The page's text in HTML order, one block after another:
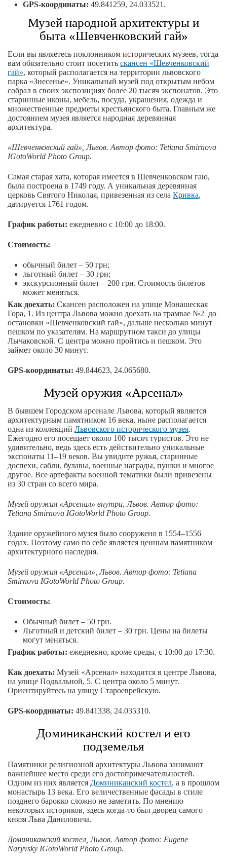
GPS-координаты: 49.841259, 24.033521.
Музей народной архитектуры и
быта «Шевченковский гай»
Если вы являетесь поклонником исторических музеев, тогда
вам обязательно стоит посетить скансен «Шевченковский
гай», который располагается на территории львовского
парка «Знесенье». Уникальный музей под открытым небом
собрал в своих экспозициях более 20 тысяч экспонатов. Это
старинные иконы, мебель, посуда, украшения, одежда и
множественные предметы крестьянского быта. Главным же
достоянием музея является народная деревянная
архитектура.
«Шевченковский гай», Львов. Автор фото: Tetiana Smirnova
IGotoWorld Photo Group.
Самая старая хата, которая имеется в Шевченковском гаю,
была построена в 1749 году. А уникальная деревянная
церковь Святого Николая, привезенная из села Кривка,
датируется 1761 годом.
График работы: ежедневно с 10:00 до 18:00.
Стоимость:
обычный билет – 50 грн;
льготный билет – 30 грн;
экскурсионный билет – 200 грн. Стоимость билетов
может меняться.
Как доехать: Скансен расположен на улице Монашеская
Гора, 1. Из центра Львова можно доехать на трамвае №2 до
остановки «Шевченковский гай», дальше несколько минут
пешком по указателям. На маршрутном такси до улицы
Лычаковской. С центра можно пройтись и пешком. Это
займет около 30 минут.
GPS-координаты: 49.844623, 24.065680.
Музей оружия «Арсенал»
В бывшем Городском арсенале Львова, который является
архитектурным памятником 16 века, ныне располагается
одна из коллекций Львовского исторического музея.
Ежегодно его посещает около 100 тысяч туристов. Это не
удивительно, ведь здесь есть действительно уникальные
экспонаты 11–19 веков. Вы увидите ружья, старинные
доспехи, сабли, булавы, военные награды, пушки и многое
другое. Все артефакты военной тематики были привезены
из 30 стран со всего мира.
Музей оружия «Арсенал» внутри, Львов. Автор фото:
Tetiana Smirnova IGotoWorld Photo Group.
Здание оружейного музея было сооружено в 1554–1556
годах. Поэтому само по себе является ценным памятником
архитектурного наследия.
Музей оружия «Арсенал», Львов. Автор фото: Tetiana
Smirnova IGotoWorld Photo Group.
Стоимость:
Обычный билет – 50 грн.
Льготный и детский билет – 30 грн. Цены на билеты
могут меняться.
График работы: ежедневно, кроме среды, с 10:00 до 17:30.
Как доехать: Музей «Арсенал» находится в центре Львова,
на улице Подвальной, 5. С центра около 5 минут.
Ориентируйтесь на улицу Староеврейскую.
GPS-координаты: 49.841338, 24.035310.
Доминиканский костел и его
подземелья
Памятники религиозной архитектуры Львова занимают
важнейшее место среди его достопримечательностей.
Одним из них является Доминиканский костел, а в прошлом
монастырь 13 века. Его величественные фасады в стиле
позднего барокко сложно не заметить. По мнению
некоторых историков, здесь когда-то был дворец самого
князя Льва Даниловича.
Доминиканский костел, Львов. Автор фото: Eugene
Naryvsky IGotoWorld Photo Group.